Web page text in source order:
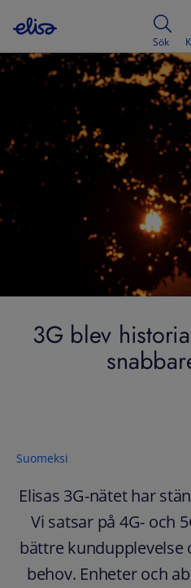
Sök
3G blev
Suomeksi
Elisas 3G-nätet har
Vi satsar på 4G- och
bättre
behov. Enheter och